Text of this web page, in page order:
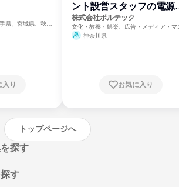
県、宮城県、秋田
崎県、鹿児島県、
入り
ント設営スタッフの電源
門
株式会社ボルテック
文化・教養・娯楽、広告・メディア・マ
ミ、電力・ガス・水道・エネルギー
神奈川県
お気に入り
トップページへ
探す
す